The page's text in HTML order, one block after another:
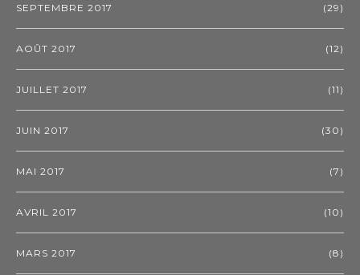
SEPTEMBRE 2017 (29)
AOÛT 2017 (12)
JUILLET 2017 (11)
JUIN 2017 (30)
MAI 2017 (7)
AVRIL 2017 (10)
MARS 2017 (8)